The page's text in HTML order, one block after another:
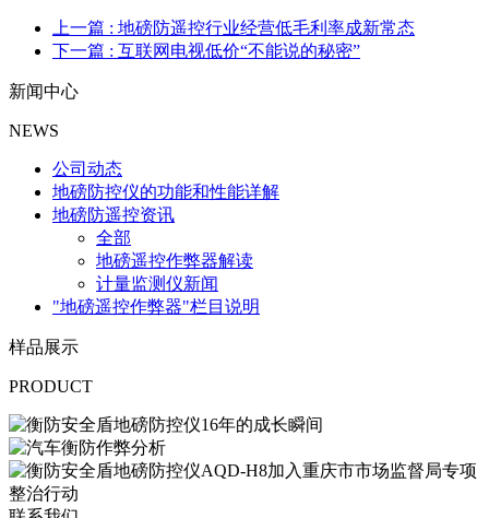
上一篇 : 地磅防遥控行业经营低毛利率成新常态
下一篇 : 互联网电视低价“不能说的秘密”
新闻中心
NEWS
公司动态
地磅防控仪的功能和性能详解
地磅防遥控资讯
全部
地磅遥控作弊器解读
计量监测仪新闻
"地磅遥控作弊器"栏目说明
样品展示
PRODUCT